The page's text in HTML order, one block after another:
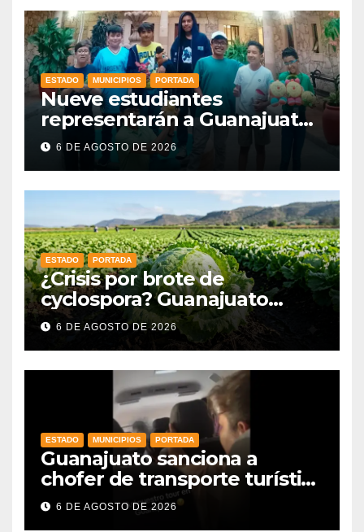
ESTADO MUNICIPIOS PORTADA
Nueve estudiantes
representarán a Guanajuato
en la Olimpiada Mexicana de
Matemáticas 2026
6 DE AGOSTO DE 2026
ESTADO PORTADA
¿Crisis por brote de
cyclospora? Guanajuato
mantiene intactas sus
exportaciones
6 DE AGOSTO DE 2026
ESTADO MUNICIPIOS PORTADA
Guanajuato sanciona a
chofer de transporte turístico
e intensifica operativos de
vigilancia
6 DE AGOSTO DE 2026